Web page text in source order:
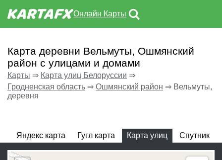
Онлайн Карты
Карта деревни Вельмуты, Ошмянский
район с улицами и домами
Карты ⇒ Карта улиц Белоруссии ⇒
Гродненская область ⇒ Ошмянский район ⇒ Вельмуты,
деревня
Яндекс карта Гугл карта Карта улиц Спутник